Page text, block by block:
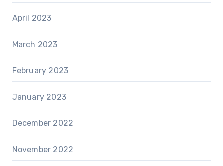
April 2023
March 2023
February 2023
January 2023
December 2022
November 2022